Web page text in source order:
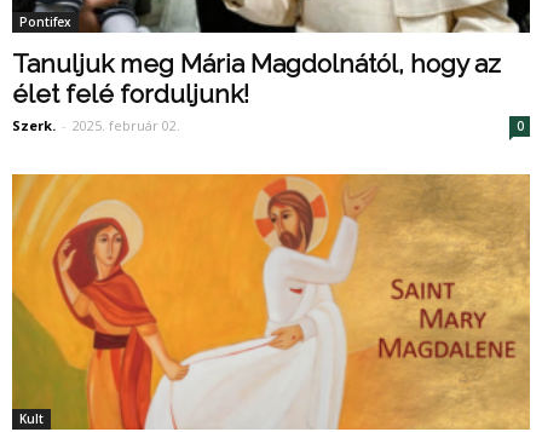
Pontifex
Tanuljuk meg Mária Magdolnától, hogy az
élet felé forduljunk!
Szerk. - 2025. február 02. 0
Kult